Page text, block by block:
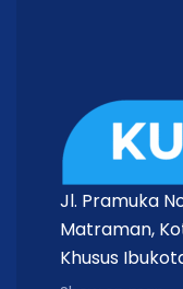
Jl. Pramuka
Matraman,
Khusus